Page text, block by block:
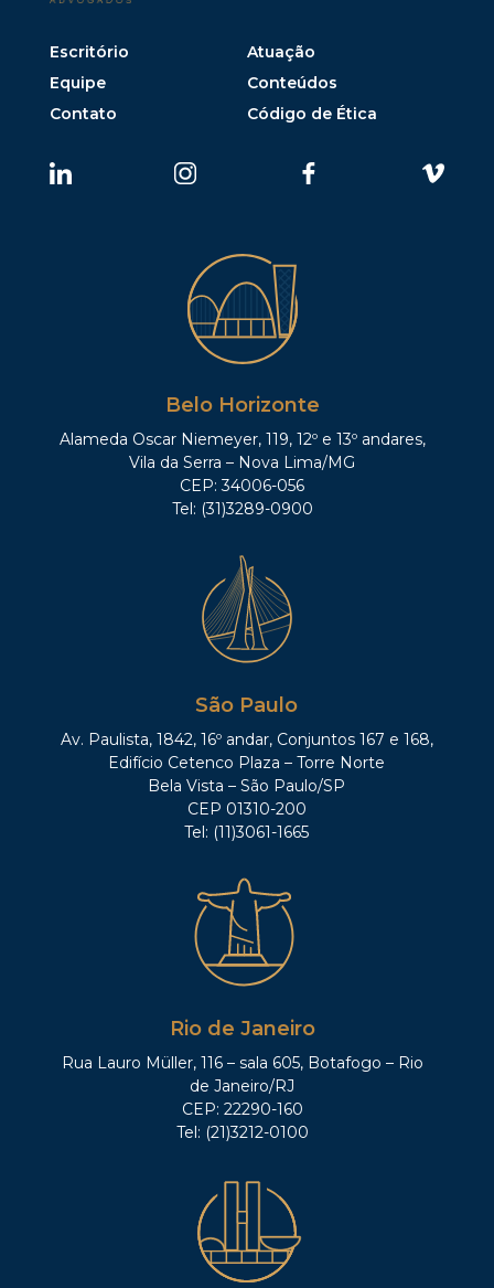
Escritório
Atuação
Equipe
Conteúdos
Contato
Código de Ética
Belo Horizonte
Alameda Oscar Niemeyer, 119, 12º e 13º andares,
Vila da Serra – Nova Lima/MG
CEP: 34006-056
Tel: (31)3289-0900
São Paulo
Av. Paulista, 1842, 16º andar, Conjuntos 167 e 168,
Edifício Cetenco Plaza – Torre Norte
Bela Vista – São Paulo/SP
CEP 01310-200
Tel: (11)3061-1665
Rio de Janeiro
Rua Lauro Müller, 116 – sala 605, Botafogo – Rio
de Janeiro/RJ
CEP: 22290-160
Tel: (21)3212-0100